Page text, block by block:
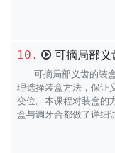
10. 可摘局部义
可摘局部义齿的装
理选择装盒方法，保证
变位。本课程对装盒的
盒与调牙合都做了详细